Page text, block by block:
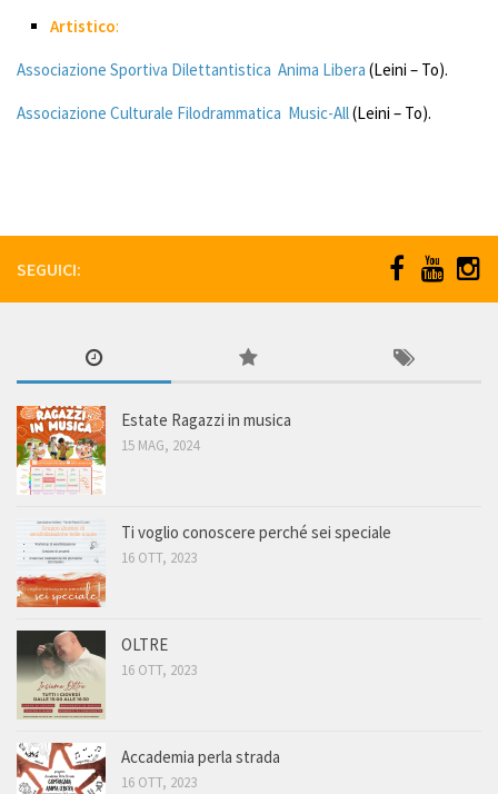
Video
Artistico:
Associazione Sportiva Dilettantistica Anima Libera (Leini – To).
Associazione Culturale Filodrammatica Music-All(Leini – To).
SEGUICI:
Estate Ragazzi in musica
15 MAG, 2024
Ti voglio conoscere perché sei speciale
16 OTT, 2023
OLTRE
16 OTT, 2023
Accademia perla strada
16 OTT, 2023